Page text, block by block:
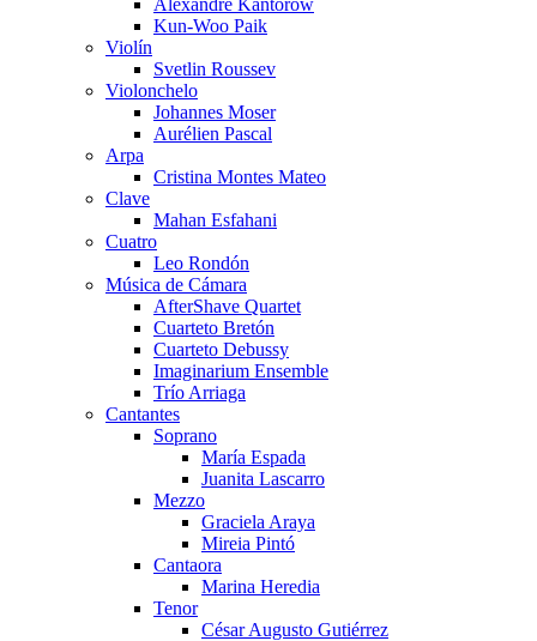
Alexandre Kantorow
Kun-Woo Paik
Violín
Svetlin Roussev
Violonchelo
Johannes Moser
Aurélien Pascal
Arpa
Cristina Montes Mateo
Clave
Mahan Esfahani
Cuatro
Leo Rondón
Música de Cámara
AfterShave Quartet
Cuarteto Bretón
Cuarteto Debussy
Imaginarium Ensemble
Trío Arriaga
Cantantes
Soprano
María Espada
Juanita Lascarro
Mezzo
Graciela Araya
Mireia Pintó
Cantaora
Marina Heredia
Tenor
César Augusto Gutiérrez